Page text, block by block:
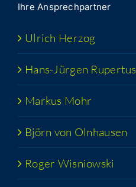
Ihre Ansprech­part­ner
Ulrich Her­zog
Hans-Jür­­gen Rupertus
Mar­kus Mohr
Björn von Olnhausen
Roger Wis­niow­ski